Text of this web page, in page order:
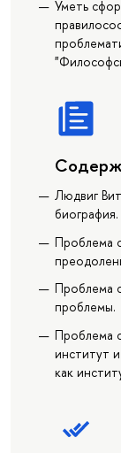
Уметь
Людвиг
биография.
Проблема
Проблема
проблемы.
Проблема
институт
как